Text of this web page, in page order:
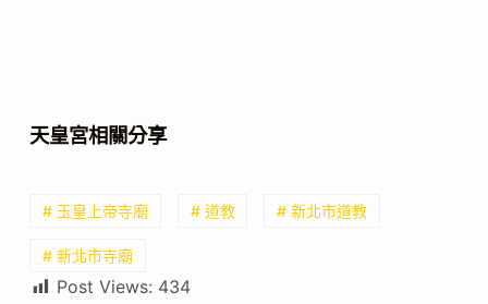
天皇宮相關分享
# 玉皇上帝寺廟 # 道教 # 新北市道教
# 新北市寺廟
Post Views: 434